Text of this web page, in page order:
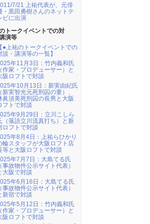
7/21 上祐代表が、元俳
・黒田勇樹さんのネットテ
ビに出演
トークイベントでの対
演等
【●上祐のトークイベントでの
談・講演等の一覧】
年11月3日：竹内義和氏
（作家・プロデューサー）と
阪ロフトで対談
年10月13日：新実由紀氏
（新実智光元死刑囚の妻）、
眞須美死刑囚の長男と大阪
フトで対談
年9月29日：立川こしら
（落語立川流真打ち）と新
ロフトで対談
年8月4日：上祐らひかり
輪スタッフが大阪ロフト店
等と大阪ロフトで対談
年7月7日：大島てる氏
（事故物件公示サイト代表）
大阪で対談
年6月16日：大島てる氏
（事故物件公示サイト代表）
新宿で対談
年5月12日：竹内義和氏
（作家・プロデューサー）と
阪ロフトで対談